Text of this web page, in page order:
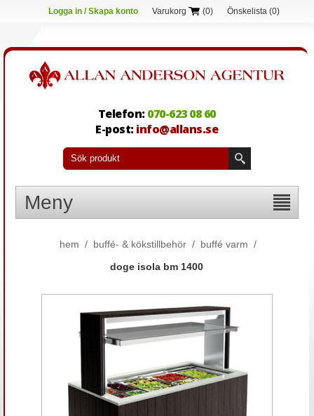
Logga in / Skapa konto Varukorg (0) Önskelista (0)
Telefon: 070-623 08 60
E-post: info@allans.se
Meny
hem / buffé- & kökstillbehör / buffé varm /
doge isola bm 1400